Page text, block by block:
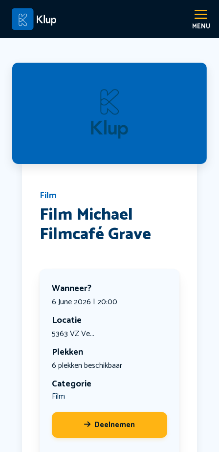
Film
Film Michael
Filmcafé Grave
Wanneer?
6 June 2026 | 20:00
Locatie
5363 VZ Ve...
Plekken
6 plekken beschikbaar
Categorie
Film
Deelnemen